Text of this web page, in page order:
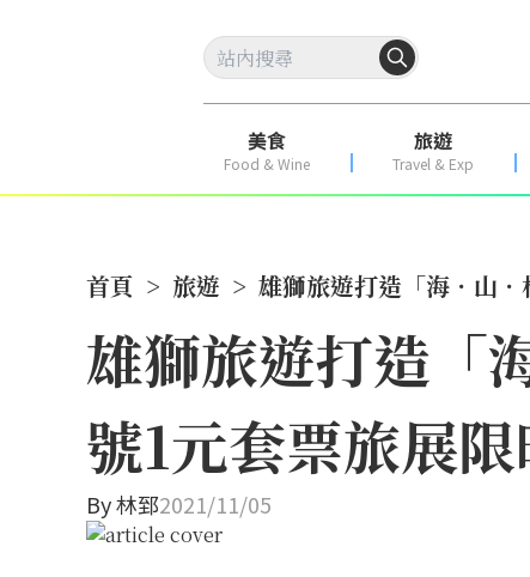
美食
Food & Wine
旅遊
Travel & Exp
首頁 > 旅遊 > 雄獅旅遊打造「海．山
雄獅旅遊打造「
號1元套票旅展
By林郅2021/11/05